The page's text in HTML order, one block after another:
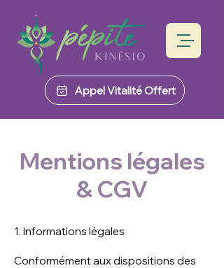
Appel Vitalité Offert
Mentions légales
& CGV
1. Informations légales
Conformément aux dispositions des